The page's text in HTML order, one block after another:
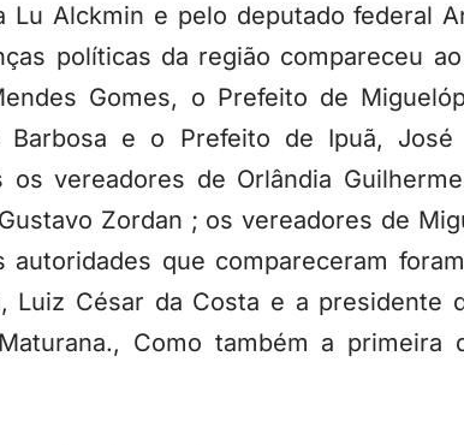
Lu Alckmin e pelo deputado federal
políticas da região compareceu
Gomes, o Prefeito de
e o Prefeito de Ipuã, José
os vereadores de Orlândia
Zordan ; os vereadores de
autoridades que compareceram
Luiz César da Costa e a presidente
Como também a primeira